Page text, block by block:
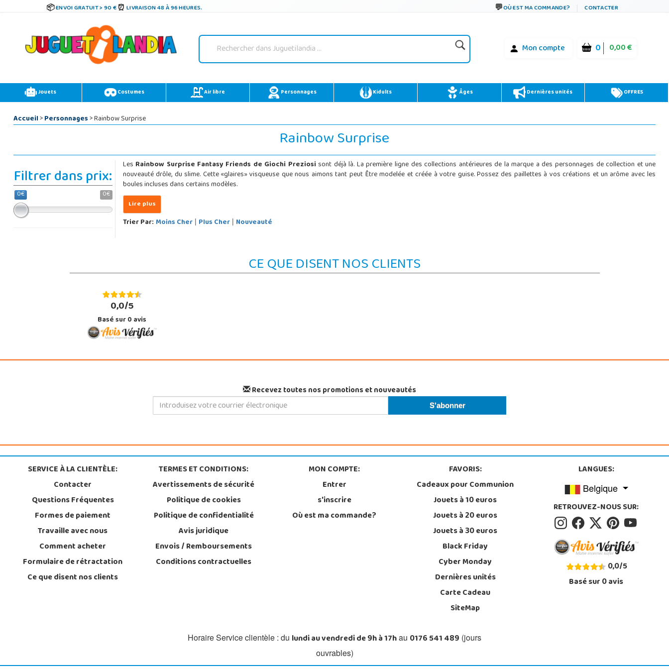
ENVOI GRATUIT > 90 € LIVRAISON 48 À 96 HEURES. OÙ EST MA COMMANDE? CONTACTER
Mon compte 0 0,00 €
Jouets Costumes Air libre Personnages Kidults Âges Dernières unités OFFRES
Accueil>Personnages> Rainbow Surprise
Rainbow Surprise
Filtrer dans prix:
0€
0€
Les Rainbow Surprise Fantasy Friends de Giochi Preziosisont déjà là. La première ligne des collections antérieures de la marque a des personnages de collection et une
nouveauté drôle, du slime. Cette «glaires» visqueuse que nous aimons tant peut Être modelée et créée à votre guise. Possez des paillettes à vos créations et un arôme avec les
boules incluses dans certains modèles.
Trier Par: Moins Cher| Plus Cher| Nouveauté
CE QUE DISENT NOS CLIENTS
0,0/5
Basé sur0avis
Recevez toutes nos promotions et nouveautés
SERVICE À LA CLIENTÈLE:
Contacter
Questions Fréquentes
Formes de paiement
Travaille avec nous
Comment acheter
Formulaire de rétractation
Ce que disent nos clients
TERMES ET CONDITIONS:
Avertissements de sécurité
Politique de cookies
Politique de confidentialité
Avis juridique
Envois / Remboursements
Conditions contractuelles
MON COMPTE:
Entrer
s'inscrire
Où est ma commande?
FAVORIS:
Cadeaux pour Communion
Jouets à 10 euros
Jouets à 20 euros
Jouets à 30 euros
Black Friday
Cyber Monday
Dernières unités
Carte Cadeau
SiteMap
LANGUES:
Belgique
RETROUVEZ-NOUS SUR:
0,0/5
Basé sur0avis
Horaire Service clientèle : du lundi au vendredi de 9h à 17hau 0176 541 489 (jours
ouvrables)